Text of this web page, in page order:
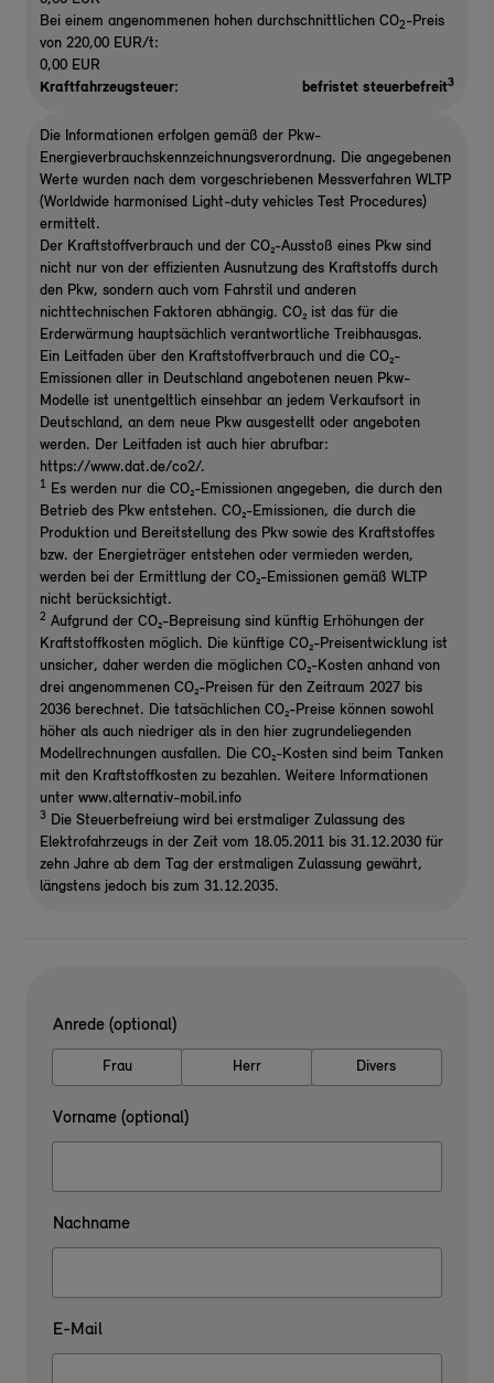
Bei einem angenommenen hohen durchschnittlichen CO2-Preis
von 220,00 EUR/t:
0,00 EUR
Kraftfahrzeugsteuer:
befristet steuerbefreit3
Die Informationen erfolgen gemäß der Pkw-
Energieverbrauchskennzeichnungsverordnung. Die angegebenen
Werte wurden nach dem vorgeschriebenen Messverfahren WLTP
(Worldwide harmonised Light-duty vehicles Test Procedures)
ermittelt.
Der Kraftstoffverbrauch und der CO₂-Ausstoß eines Pkw sind
nicht nur von der effizienten Ausnutzung des Kraftstoffs durch
den Pkw, sondern auch vom Fahrstil und anderen
nichttechnischen Faktoren abhängig. CO₂ ist das für die
Erderwärmung hauptsächlich verantwortliche Treibhausgas.
Ein Leitfaden über den Kraftstoffverbrauch und die CO₂-
Emissionen aller in Deutschland angebotenen neuen Pkw-
Modelle ist unentgeltlich einsehbar an jedem Verkaufsort in
Deutschland, an dem neue Pkw ausgestellt oder angeboten
werden. Der Leitfaden ist auch hier abrufbar:
https://www.dat.de/co2/.
1 Es werden nur die CO₂-Emissionen angegeben, die durch den
Betrieb des Pkw entstehen. CO₂-Emissionen, die durch die
Produktion und Bereitstellung des Pkw sowie des Kraftstoffes
bzw. der Energieträger entstehen oder vermieden werden,
werden bei der Ermittlung der CO₂-Emissionen gemäß WLTP
nicht berücksichtigt.
2 Aufgrund der CO₂-Bepreisung sind künftig Erhöhungen der
Kraftstoffkosten möglich. Die künftige CO₂-Preisentwicklung ist
unsicher, daher werden die möglichen CO₂-Kosten anhand von
drei angenommenen CO₂-Preisen für den Zeitraum 2027 bis
2036 berechnet. Die tatsächlichen CO₂-Preise können sowohl
höher als auch niedriger als in den hier zugrundeliegenden
Modellrechnungen ausfallen. Die CO₂-Kosten sind beim Tanken
mit den Kraftstoffkosten zu bezahlen. Weitere Informationen
unter www.alternativ-mobil.info
3 Die Steuerbefreiung wird bei erstmaliger Zulassung des
Elektrofahrzeugs in der Zeit vom 18.05.2011 bis 31.12.2030 für
zehn Jahre ab dem Tag der erstmaligen Zulassung gewährt,
längstens jedoch bis zum 31.12.2035.
Anrede (optional)
Frau Herr Divers
Vorname (optional)
Nachname
E-Mail